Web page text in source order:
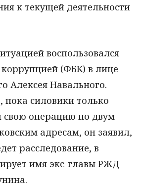
к текущей деятельности
воспользовался
(ФБК) в лице
Алексея Навального.
пока силовики только
свою операцию по двум
адресам, он заявил,
расследование, в
имя экс-главы РЖД